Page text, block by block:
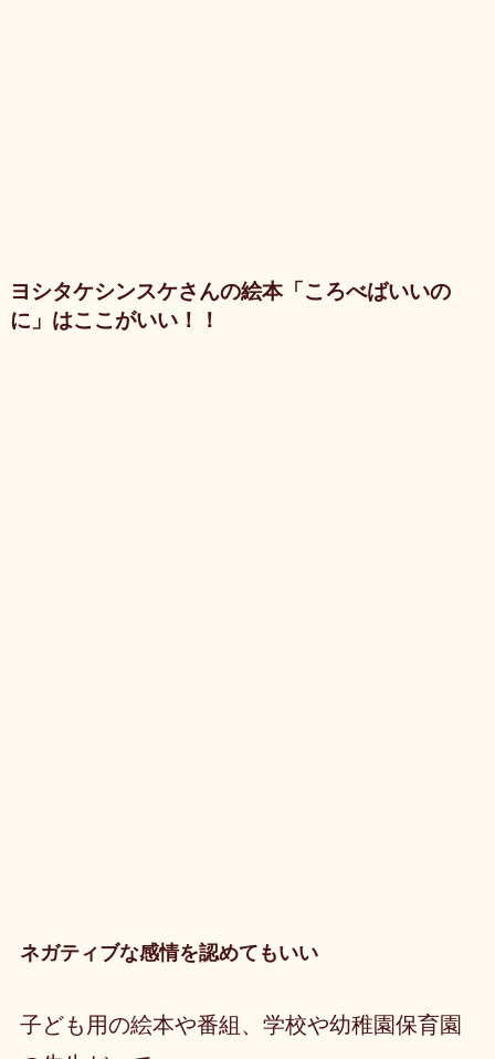
ヨシタケシンスケさんの絵本「ころべばいいの
に」はここがいい！！
ネガティブな感情を認めてもいい
子ども用の絵本や番組、学校や幼稚園保育園